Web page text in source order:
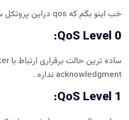
خب اینو بگم که qos دراین پروتکل سه حالت داره .
QoS Level 0:
acknowledgment نداره .
QoS Level 1: